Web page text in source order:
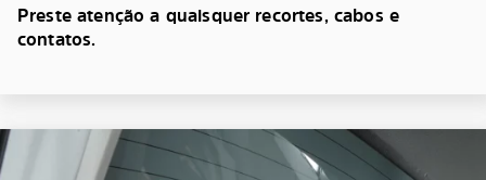
Preste atenção a quaisquer recortes, cabos e
contatos.